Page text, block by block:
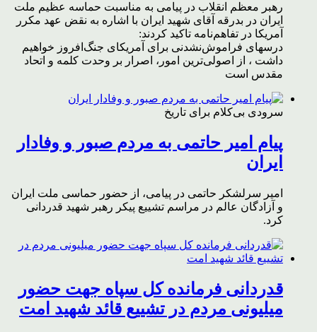
رهبر معظم انقلاب در پیامی به مناسبت حماسه عظیم ملت
ایران در بدرقه آقای شهید ایران با اشاره به نقض عهد مکرر
آمریکا در تفاهم‌نامه تاکید کردند:
درسهای فراموش‌نشدنی برای آمریکای جنگ‌افروز خواهیم
داشت ، از اصولی‌ترین امور، اصرار بر وحدت کلمه و اتحاد
مقدس است
سرودی بی‌کلام برای تاریخ
پیام امیر حاتمی به مردم صبور و وفادار
ایران
امیر سرلشکر حاتمی در پیامی، از حضور حماسی ملت ایران
و آزادگان عالم در مراسم تشییع پیکر رهبر شهید قدردانی
کرد.
قدردانی فرمانده کل سپاه جهت حضور
میلیونی مردم در تشییع قائد شهید امت